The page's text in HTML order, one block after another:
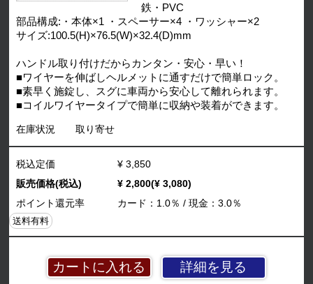
鉄・PVC
部品構成:・本体×1 ・スペーサー×4 ・ワッシャー×2
サイズ:100.5(H)×76.5(W)×32.4(D)mm
ハンドル取り付けだからカンタン・安心・早い！
■ワイヤーを伸ばしヘルメットに通すだけで簡単ロック。
■素早く施錠し、スグに車両から安心して離れられます。
■コイルワイヤータイプで簡単に収納や装着ができます。
在庫状況 取り寄せ
詳細を見る
税込定価
¥ 3,850
販売価格(税込)
¥ 2,800(¥ 3,080)
ポイント還元率
カード：1.0％ / 現金：3.0％
送料有料